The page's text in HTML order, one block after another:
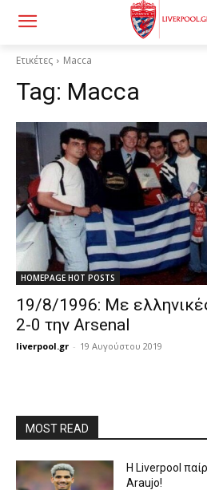
Ετικέτες Macca
Tag: Macca
HOMEPAGE HOT POSTS
19/8/1996: Με
2-0 την Arsenal
liverpool.gr - 19 Αυγούστου 2019
MOST READ
Η Liverpool
Araujo!